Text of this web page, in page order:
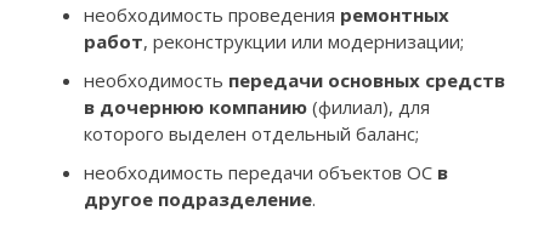
необходимость проведения ремонтных
работ, реконструкции или модернизации;
необходимость передачи основных средств
в дочернюю компанию (филиал), для
которого выделен отдельный баланс;
необходимость передачи объектов ОС в
другое подразделение.